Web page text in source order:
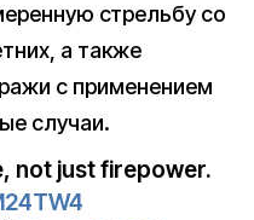
стрельбу со
а также
с применением
случаи.
not just firepower.